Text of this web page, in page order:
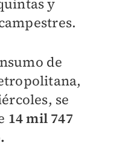
y
de
se
14 mil 747